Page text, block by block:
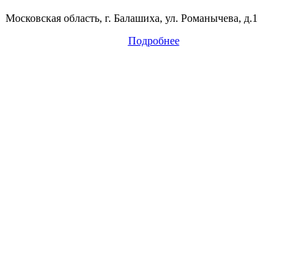
Московская область, г. Балашиха, ул. Романычева, д.1
Подробнее